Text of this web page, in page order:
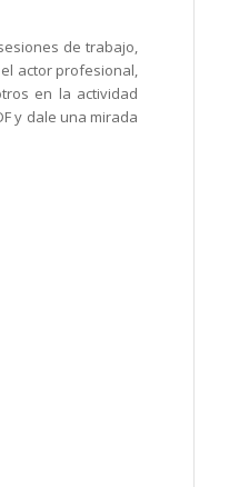
de trabajo,
actor profesional,
en la actividad
y dale una mirada